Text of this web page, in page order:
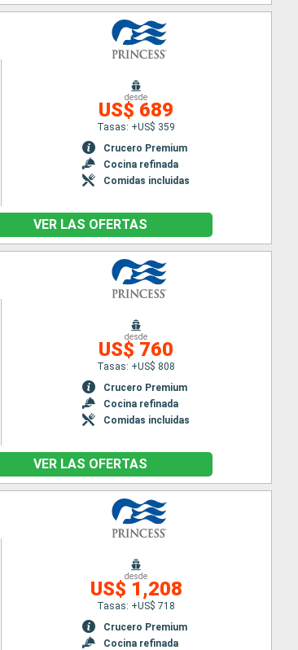
desde
US$ 689
Tasas: +US$ 359
Crucero Premium
Cocina refinada
Comidas incluidas
VER LAS OFERTAS
desde
US$ 760
Tasas: +US$ 808
Crucero Premium
Cocina refinada
Comidas incluidas
VER LAS OFERTAS
desde
US$ 1,208
Tasas: +US$ 718
Crucero Premium
Cocina refinada